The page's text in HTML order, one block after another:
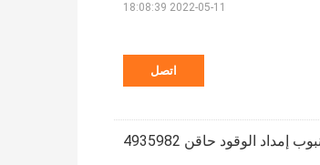
اتصل
2022-05-11 18:08:39